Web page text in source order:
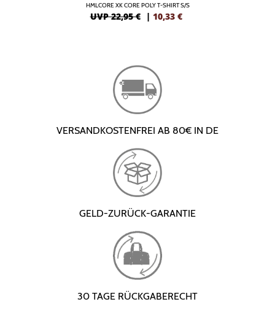
HMLCORE XK CORE POLY T-SHIRT S/S
UVP 22,95 € | 10,33 €
VERSANDKOSTENFREI AB 80€ IN DE
GELD-ZURÜCK-GARANTIE
30 TAGE RÜCKGABERECHT